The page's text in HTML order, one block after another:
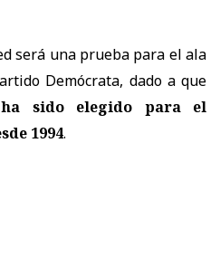
será una prueba para el ala
Demócrata, dado a que
sido elegido para el
1994.